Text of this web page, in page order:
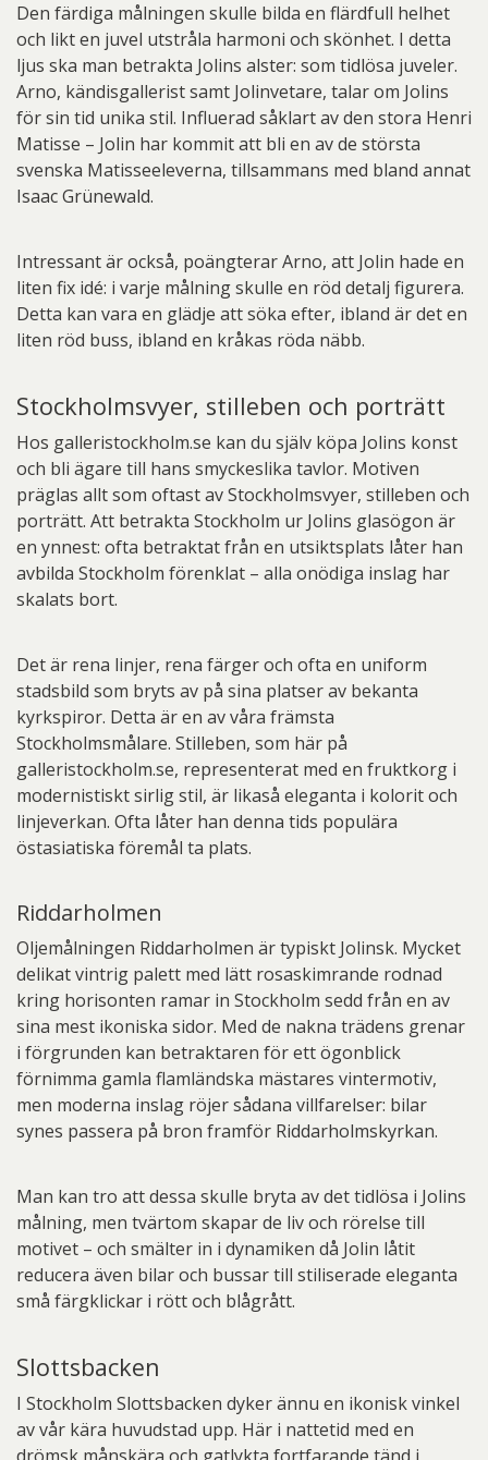
Den färdiga målningen skulle bilda en flärdfull helhet
och likt en juvel utstråla harmoni och skönhet. I detta
ljus ska man betrakta Jolins alster: som tidlösa juveler.
Arno, kändisgallerist samt Jolinvetare, talar om Jolins
för sin tid unika stil. Influerad såklart av den stora Henri
Matisse – Jolin har kommit att bli en av de största
svenska Matisseeleverna, tillsammans med bland annat
Isaac Grünewald.
Intressant är också, poängterar Arno, att Jolin hade en
liten fix idé: i varje målning skulle en röd detalj figurera.
Detta kan vara en glädje att söka efter, ibland är det en
liten röd buss, ibland en kråkas röda näbb.
Stockholmsvyer, stilleben och porträtt
Hos galleristockholm.se kan du själv köpa Jolins konst
och bli ägare till hans smyckeslika tavlor. Motiven
präglas allt som oftast av Stockholmsvyer, stilleben och
porträtt. Att betrakta Stockholm ur Jolins glasögon är
en ynnest: ofta betraktat från en utsiktsplats låter han
avbilda Stockholm förenklat – alla onödiga inslag har
skalats bort.
Det är rena linjer, rena färger och ofta en uniform
stadsbild som bryts av på sina platser av bekanta
kyrkspiror. Detta är en av våra främsta
Stockholmsmålare. Stilleben, som här på
galleristockholm.se, representerat med en fruktkorg i
modernistiskt sirlig stil, är likaså eleganta i kolorit och
linjeverkan. Ofta låter han denna tids populära
östasiatiska föremål ta plats.
Riddarholmen
Oljemålningen Riddarholmen är typiskt Jolinsk. Mycket
delikat vintrig palett med lätt rosaskimrande rodnad
kring horisonten ramar in Stockholm sedd från en av
sina mest ikoniska sidor. Med de nakna trädens grenar
i förgrunden kan betraktaren för ett ögonblick
förnimma gamla flamländska mästares vintermotiv,
men moderna inslag röjer sådana villfarelser: bilar
synes passera på bron framför Riddarholmskyrkan.
Man kan tro att dessa skulle bryta av det tidlösa i Jolins
målning, men tvärtom skapar de liv och rörelse till
motivet – och smälter in i dynamiken då Jolin låtit
reducera även bilar och bussar till stiliserade eleganta
små färgklickar i rött och blågrått.
Slottsbacken
I Stockholm Slottsbacken dyker ännu en ikonisk vinkel
av vår kära huvudstad upp. Här i nattetid med en